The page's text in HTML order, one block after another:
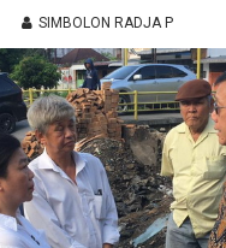
SIMBOLON RADJA P